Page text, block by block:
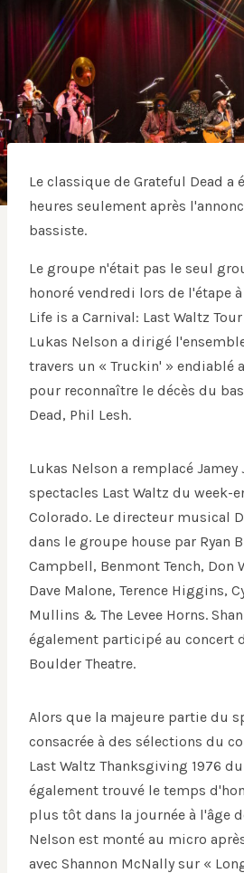
Le classique de Grateful Dead a
heures seulement après
bassiste.
Le groupe n'était pas le seul
honoré vendredi lors de l'étape
Life is a Carnival: Last Waltz
Lukas Nelson a dirigé
travers un « Truckin' » endiablé
pour reconnaître le décès du
Dead, Phil Lesh.
Lukas Nelson a remplacé Jamey
spectacles Last Waltz du week-
Colorado. Le directeur musical
dans le groupe house par Ryan
Campbell, Benmont Tench, Don
Dave Malone, Terence Higgins,
Mullins & The Levee Horns.
également participé au concert
Boulder Theatre.
Alors que la majeure partie du
consacrée à des sélections du
Last Waltz Thanksgiving 1976
également trouvé le temps
plus tôt dans la journée à l'âge
Nelson est monté au micro
avec Shannon McNally sur «